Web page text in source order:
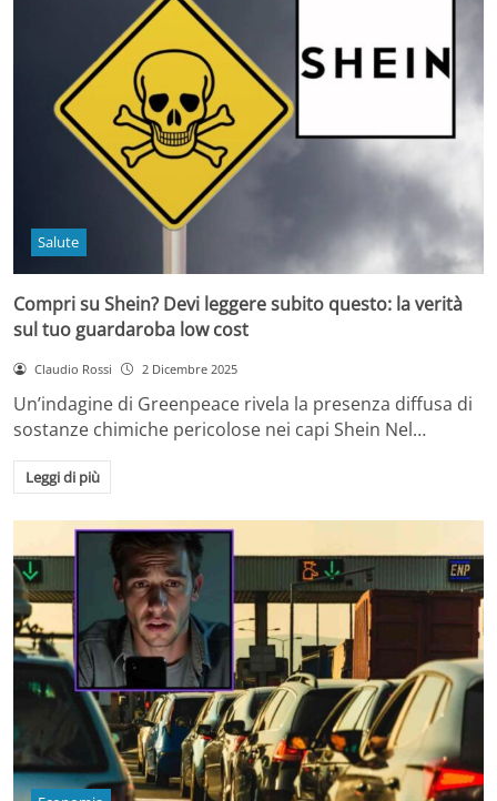
Salute
Compri su Shein? Devi leggere subito questo: la verità
sul tuo guardaroba low cost
Claudio Rossi 2 Dicembre 2025
Un’indagine di Greenpeace rivela la presenza diffusa di
sostanze chimiche pericolose nei capi Shein Nel…
Leggi di più